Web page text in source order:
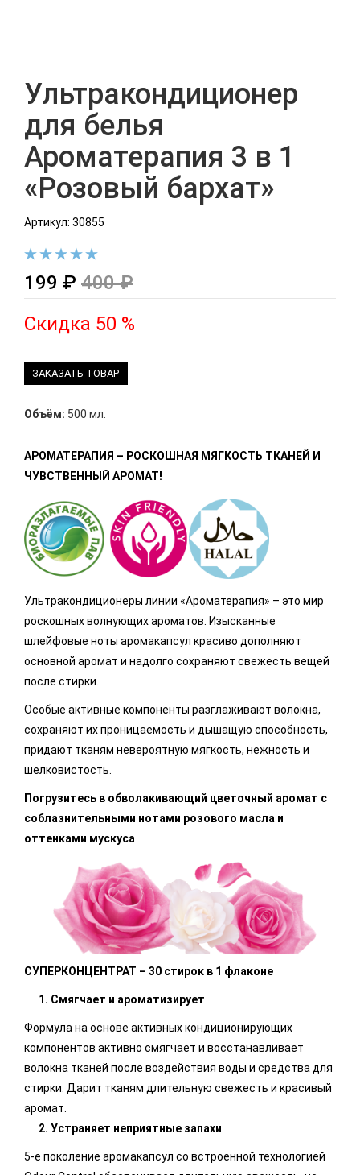
Ультракондиционер
для белья
Ароматерапия 3 в 1
«Розовый бархат»
Артикул: 30855
199 ₽ 400 ₽
Скидка 50 %
ЗАКАЗАТЬ ТОВАР
Объём: 500 мл.
АРОМАТЕРАПИЯ – РОСКОШНАЯ МЯГКОСТЬ ТКАНЕЙ И
ЧУВСТВЕННЫЙ АРОМАТ!
Ультракондиционеры линии «Ароматерапия» – это мир
роскошных волнующих ароматов. Изысканные
шлейфовые ноты аромакапсул красиво дополняют
основной аромат и надолго сохраняют свежесть вещей
после стирки.
Особые активные компоненты разглаживают волокна,
сохраняют их проницаемость и дышащую способность,
придают тканям невероятную мягкость, нежность и
шелковистость.
Погрузитесь в обволакивающий цветочный аромат с
соблазнительными нотами розового масла и
оттенками мускуса
СУПЕРКОНЦЕНТРАТ – 30 стирок в 1 флаконе
1. Смягчает и ароматизирует
Формула на основе активных кондиционирующих
компонентов активно смягчает и восстанавливает
волокна тканей после воздействия воды и средства для
стирки. Дарит тканям длительную свежесть и красивый
аромат.
2. Устраняет неприятные запахи
5-е поколение аромакапсул со встроенной технологией